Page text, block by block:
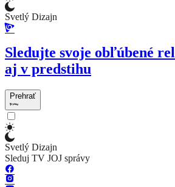
Svetlý Dizajn
Sledujte svoje obľúbené
aj v predstihu
Prehrať
Svetlý Dizajn
Sleduj TV JOJ správy